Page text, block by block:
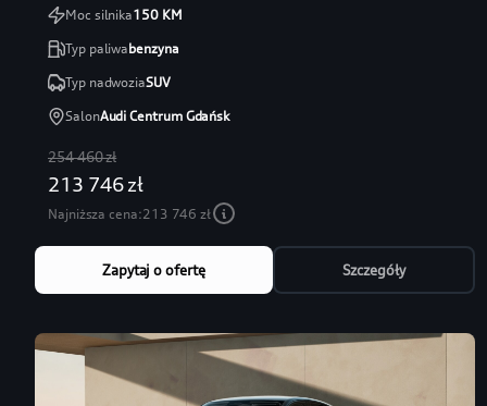
Moc silnika150KM
Typ paliwabenzyna
Typ nadwoziaSUV
SalonAudi Centrum Gdańsk
254 460 zł
213 746 zł
Najniższa cena:213 746 zł
Zapytaj o ofertę Szczegóły